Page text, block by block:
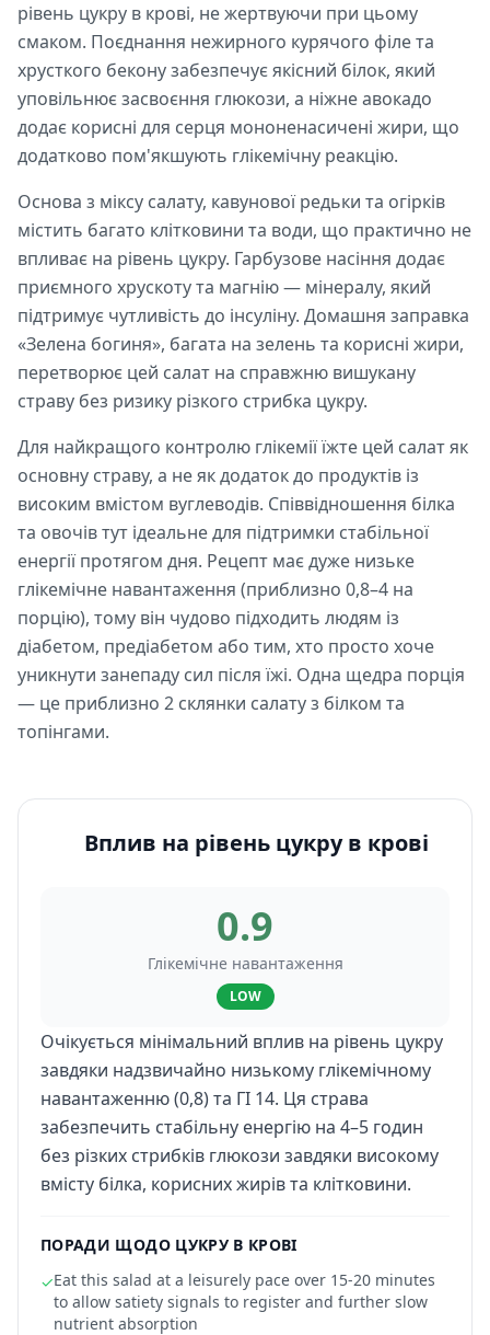
рівень цукру в крові, не жертвуючи при цьому
смаком. Поєднання нежирного курячого філе та
хрусткого бекону забезпечує якісний білок, який
уповільнює засвоєння глюкози, а ніжне авокадо
додає корисні для серця мононенасичені жири, що
додатково пом'якшують глікемічну реакцію.
Основа з міксу салату, кавунової редьки та огірків
містить багато клітковини та води, що практично не
впливає на рівень цукру. Гарбузове насіння додає
приємного хрускоту та магнію — мінералу, який
підтримує чутливість до інсуліну. Домашня заправка
«Зелена богиня», багата на зелень та корисні жири,
перетворює цей салат на справжню вишукану
страву без ризику різкого стрибка цукру.
Для найкращого контролю глікемії їжте цей салат як
основну страву, а не як додаток до продуктів із
високим вмістом вуглеводів. Співвідношення білка
та овочів тут ідеальне для підтримки стабільної
енергії протягом дня. Рецепт має дуже низьке
глікемічне навантаження (приблизно 0,8–4 на
порцію), тому він чудово підходить людям із
діабетом, предіабетом або тим, хто просто хоче
уникнути занепаду сил після їжі. Одна щедра порція
— це приблизно 2 склянки салату з білком та
топінгами.
Вплив на рівень цукру в крові
0.9
Глікемічне навантаження
LOW
Очікується мінімальний вплив на рівень цукру
завдяки надзвичайно низькому глікемічному
навантаженню (0,8) та ГІ 14. Ця страва
забезпечить стабільну енергію на 4–5 годин
без різких стрибків глюкози завдяки високому
вмісту білка, корисних жирів та клітковини.
ПОРАДИ ЩОДО ЦУКРУ В КРОВІ
✓Eat this salad at a leisurely pace over 15-20 minutes
to allow satiety signals to register and further slow
nutrient absorption